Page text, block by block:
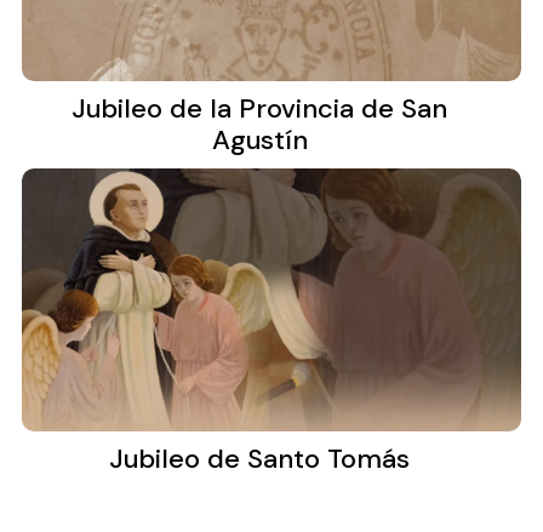
Jubileo de la Provincia de San
Agustín
Jubileo de Santo Tomás